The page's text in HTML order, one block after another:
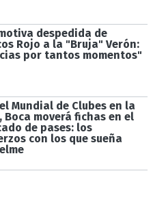
despedida de
Rojo a la "Bruja" Verón:
por tantos momentos"
Mundial de Clubes en la
Boca moverá fichas en el
de pases: los
con los que sueña